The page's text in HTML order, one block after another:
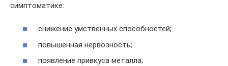
симптоматике:
снижение умственных способностей;
повышенная нервозность;
появление привкуса металла;